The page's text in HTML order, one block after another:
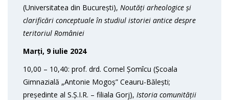
(Universitatea din București), Noutăți arheologice și
clarificări conceptuale în studiul istoriei antice despre
teritoriul României
Marți, 9 iulie 2024
10,00 – 10,40: prof. drd. Cornel Șomîcu (Școala
Gimnazială „Antonie Mogoș” Ceauru-Bălești;
președinte al S.Ș.I.R. – filiala Gorj), Istoria comunității